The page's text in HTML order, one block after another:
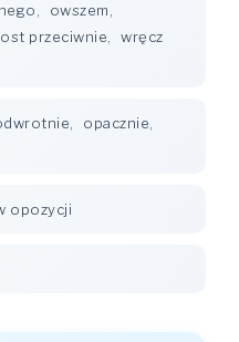
, owszem,
przeciwnie,
wręcz
, opacznie,
opozycji